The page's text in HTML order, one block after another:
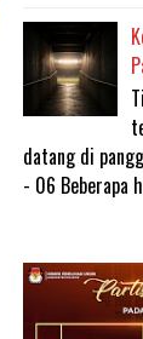
datang di
- 06 Beberapa